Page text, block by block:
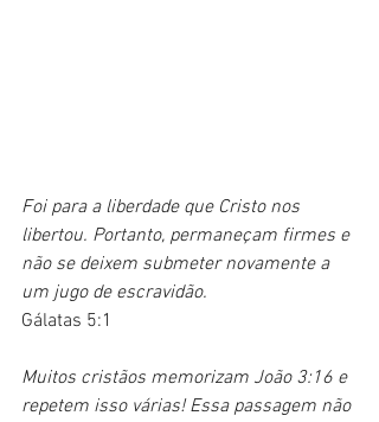
Foi para a liberdade que Cristo nos
libertou. Portanto, permaneçam firmes e
não se deixem submeter novamente a
um jugo de escravidão.
Gálatas 5:1
Muitos cristãos memorizam João 3:16 e
repetem isso várias! Essa passagem não